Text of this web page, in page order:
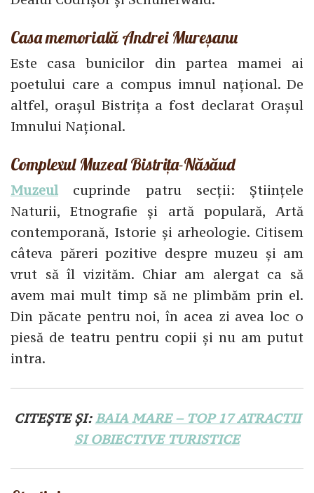
Casa memorială Andrei Mureșanu
Este casa bunicilor din partea mamei ai
poetului care a compus imnul național. De
altfel, orașul Bistrița a fost declarat Orașul
Imnului Național.
Complexul Muzeal Bistrița-Năsăud
Muzeul cuprinde patru secții: Științele
Naturii, Etnografie și artă populară, Artă
contemporană, Istorie și arheologie. Citisem
câteva păreri pozitive despre muzeu și am
vrut să îl vizităm. Chiar am alergat ca să
avem mai mult timp să ne plimbăm prin el.
Din păcate pentru noi, în acea zi avea loc o
piesă de teatru pentru copii și nu am putut
intra.
CITEȘTE ȘI:BAIA MARE – TOP 17 ATRACTII
SI OBIECTIVE TURISTICE